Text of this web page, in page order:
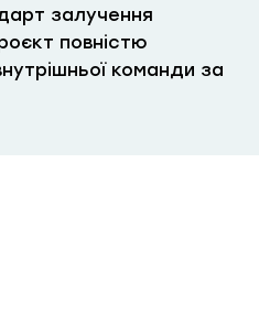
залучення
повністю
команди за